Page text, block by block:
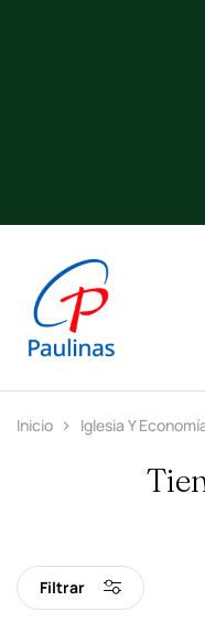
Inicio Iglesia Y
Filtrar